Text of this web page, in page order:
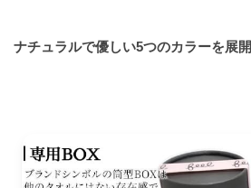
ナチュラルで優しい5つのカラーを展開